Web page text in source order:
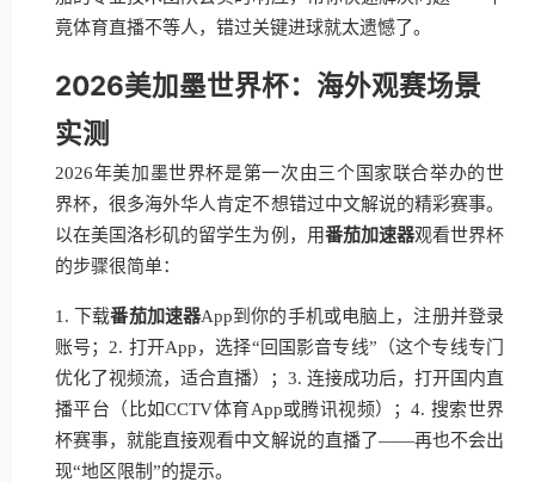
竟体育直播不等人，错过关键进球就太遗憾了。
2026美加墨世界杯：海外观赛场景
实测
2026年美加墨世界杯是第一次由三个国家联合举办的世
界杯，很多海外华人肯定不想错过中文解说的精彩赛事。
以在美国洛杉矶的留学生为例，用番茄加速器观看世界杯
的步骤很简单：
1. 下载番茄加速器App到你的手机或电脑上，注册并登录
账号；2. 打开App，选择“回国影音专线”（这个专线专门
优化了视频流，适合直播）；3. 连接成功后，打开国内直
播平台（比如CCTV体育App或腾讯视频）；4. 搜索世界
杯赛事，就能直接观看中文解说的直播了——再也不会出
现“地区限制”的提示。